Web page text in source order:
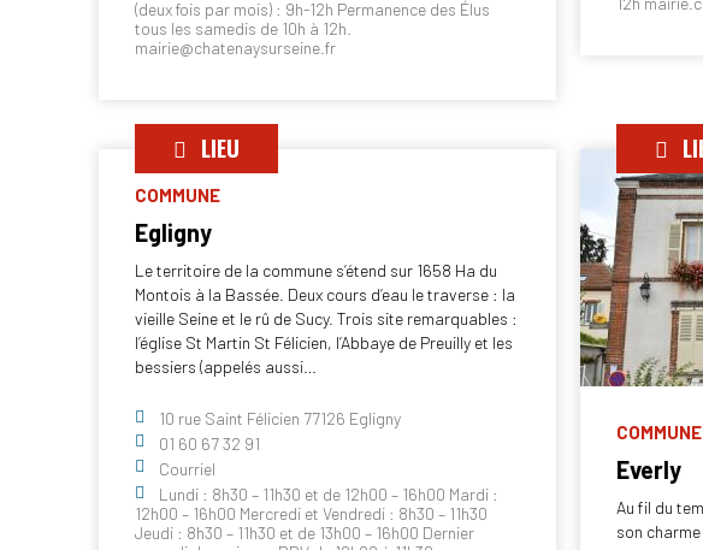
(deux fois par mois) : 9h-12h Permanence des Élus
tous les samedis de 10h à 12h.
mairie@chatenaysurseine.fr
LIEU
COMMUNE
Egligny
Le territoire de la commune s’étend sur 1658 Ha du
Montois à la Bassée. Deux cours d’eau le traverse : la
vieille Seine et le rû de Sucy. Trois site remarquables :
l’église St Martin St Félicien, l’Abbaye de Preuilly et les
bessiers (appelés aussi…
10 rue Saint Félicien 77126 Egligny
01 60 67 32 91
Courriel
Lundi : 8h30 – 11h30 et de 12h00 – 16h00 Mardi :
12h00 – 16h00 Mercredi et Vendredi : 8h30 – 11h30
Jeudi : 8h30 – 11h30 et de 13h00 – 16h00 Dernier
COMMUNE
Everly
Au fil du
son